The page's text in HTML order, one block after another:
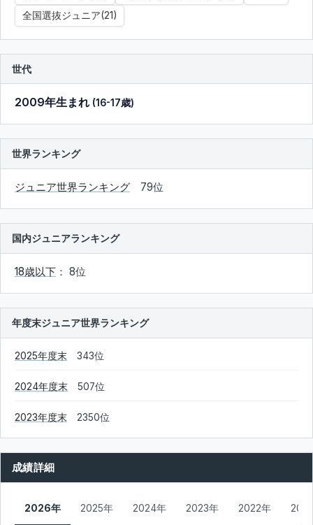
全国選抜ジュニア(21)
世代
2009年生まれ (16-17歳)
世界ランキング
ジュニア世界ランキング 79位
国内ジュニアランキング
18歳以下 ： 8位
年度末ジュニア世界ランキング
2025年度末 343位
2024年度末 507位
2023年度末 2350位
成績詳細
2026年 2025年 2024年 2023年 2022年